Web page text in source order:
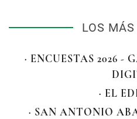
LOS
· ENCUESTAS 2026 -
· EL
· SAN ANTONIO